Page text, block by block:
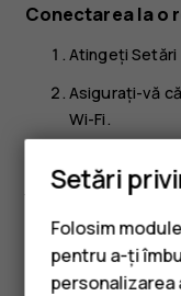
Conectarea la o
AtingețiSetări
Asigurați-vă
Wi-Fi.
Închiderea
Trageți cu degetul
pentru mobilși
Setări
Folosim
pentru a-ți
personalizarea